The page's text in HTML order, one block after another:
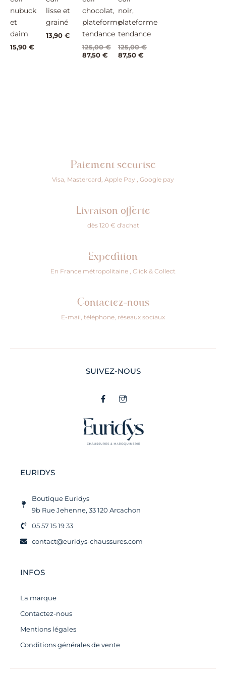
nubuck
et
daim
15,90 €
lisse et
grainé
13,90€
chocolat,
plateforme
tendance
125,00€
87,50 €
noir,
plateforme
tendance
125,00€
87,50 €
Paiement sécurisé
Visa, Mastercard, Apple Pay , Google pay
Livraison offerte
dès 120 € d'achat
Expédition
En France métropolitaine , Click & Collect
Contactez-nous
E-mail, téléphone, réseaux sociaux
SUIVEZ-NOUS
F
a
b
o
k
I
c
n
-
i
n
s
EURIDYS
Boutique Euridys
9b Rue Jehenne, 33 120 Arcachon
05 57 15 19 33
contact@euridys-chaussures.com
INFOS
La marque
Contactez-nous
Mentions légales
Conditions générales de vente